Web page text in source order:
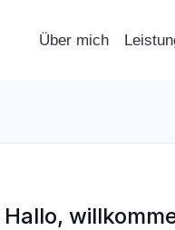
Über mich
Hallo,